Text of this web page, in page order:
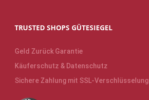
TRUSTED SHOPS GÜTESIEGEL
Geld Zurück Garantie
Käuferschutz & Datenschutz
Sichere Zahlung mit SSL-Verschlüsselung